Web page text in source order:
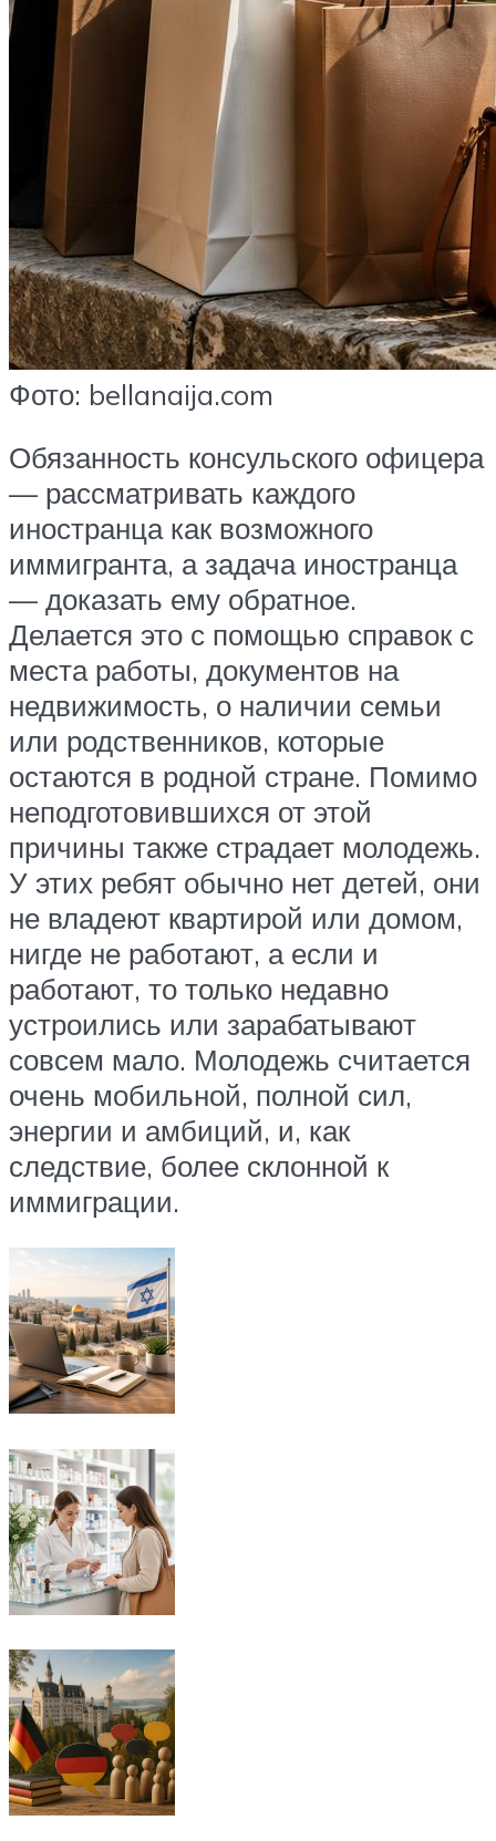
Фото: bellanaija.com
Обязанность консульского офицера
— рассматривать каждого
иностранца как возможного
иммигранта, а задача иностранца
— доказать ему обратное.
Делается это с помощью справок с
места работы, документов на
недвижимость, о наличии семьи
или родственников, которые
остаются в родной стране. Помимо
неподготовившихся от этой
причины также страдает молодежь.
У этих ребят обычно нет детей, они
не владеют квартирой или домом,
нигде не работают, а если и
работают, то только недавно
устроились или зарабатывают
совсем мало. Молодежь считается
очень мобильной, полной сил,
энергии и амбиций, и, как
следствие, более склонной к
иммиграции.